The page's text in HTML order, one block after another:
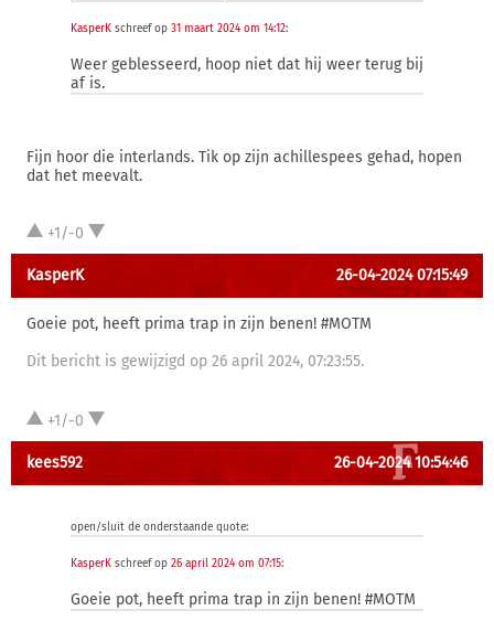
KasperK schreef op 31 maart 2024 om 14:12:
Weer geblesseerd, hoop niet dat hij weer terug bij
af is.
Fijn hoor die interlands. Tik op zijn achillespees gehad, hopen
dat het meevalt.
+1/-0
KasperK 26-04-2024 07:15:49
Goeie pot, heeft prima trap in zijn benen! #MOTM
Dit bericht is gewijzigd op 26 april 2024, 07:23:55.
+1/-0
kees592 26-04-2024 10:54:46
open/sluit de onderstaande quote:
KasperK schreef op 26 april 2024 om 07:15:
Goeie pot, heeft prima trap in zijn benen! #MOTM